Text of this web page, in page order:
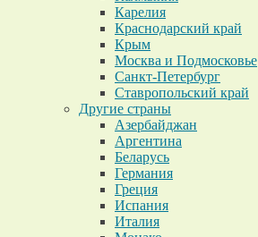
Карелия
Краснодарский край
Крым
Москва и Подмосковье
Санкт-Петербург
Ставропольский край
Другие страны
Азербайджан
Аргентина
Беларусь
Германия
Греция
Испания
Италия